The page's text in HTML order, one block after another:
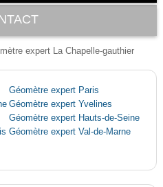
expert La Chapelle-gauthier
Géomètre expert Paris
Géomètre expert Yvelines
Géomètre expert Hauts-de-Seine
Géomètre expert Val-de-Marne